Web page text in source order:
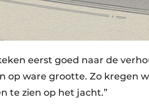
eerst goed naar de
op ware grootte. Zo kregen
te zien op het jacht.”